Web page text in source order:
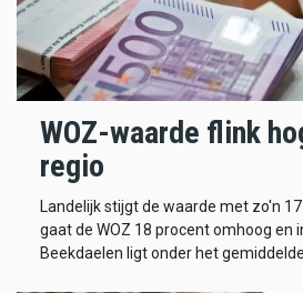
WOZ-waarde flink
regio
Landelijk stijgt de waarde met zo'n
gaat de WOZ 18 procent omhoog en
Beekdaelen ligt onder het